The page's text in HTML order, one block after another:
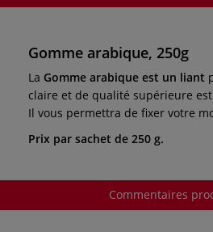
Gomme arabique, 250g
La Gomme arabique est un liant
claire et de qualité supérieure
Il vous permettra de fixer votre
Prix par sachet de 250 g.
Commentaires